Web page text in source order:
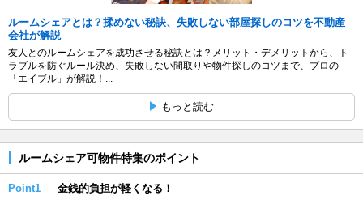
ルームシェアとは？揉めない秘訣、失敗しない部屋探しのコツを不動産
会社が解説
友人とのルームシェアを成功させる秘訣とは？メリット・デメリットから、ト
ラブルを防ぐルール決め、失敗しない間取りや物件探しのコツまで、プロの
「エイブル」が解説！...
もっと読む
ルームシェア可物件特集のポイント
Point1 金銭的負担が軽くなる！